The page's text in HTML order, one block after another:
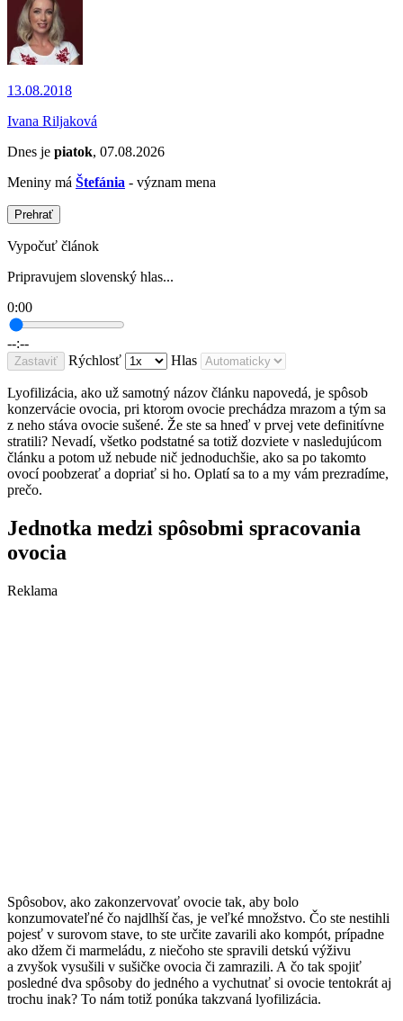
13.08.2018
Ivana Riljaková
Dnes je piatok, 07.08.2026
Meniny má Štefánia - význam mena
Prehrať
Vypočuť článok
Pripravujem slovenský hlas...
0:00
--:--
Zastaviť Rýchlosť Hlas
Lyofilizácia, ako už samotný názov článku napovedá, je spôsob
konzervácie ovocia, pri ktorom ovocie prechádza mrazom a tým sa
z neho stáva ovocie sušené. Že ste sa hneď v prvej vete definitívne
stratili? Nevadí, všetko podstatné sa totiž dozviete v nasledujúcom
článku a potom už nebude nič jednoduchšie, ako sa po takomto
ovocí poobzerať a dopriať si ho. Oplatí sa to a my vám prezradíme,
prečo.
Jednotka medzi spôsobmi spracovania
ovocia
Reklama
Spôsobov, ako zakonzervovať ovocie tak, aby bolo
konzumovateľné čo najdlhší čas, je veľké množstvo. Čo ste nestihli
pojesť v surovom stave, to ste určite zavarili ako kompót, prípadne
ako džem či marmeládu, z niečoho ste spravili detskú výživu
a zvyšok vysušili v sušičke ovocia či zamrazili. A čo tak spojiť
posledné dva spôsoby do jedného a vychutnať si ovocie tentokrát aj
trochu inak? To nám totiž ponúka takzvaná lyofilizácia.